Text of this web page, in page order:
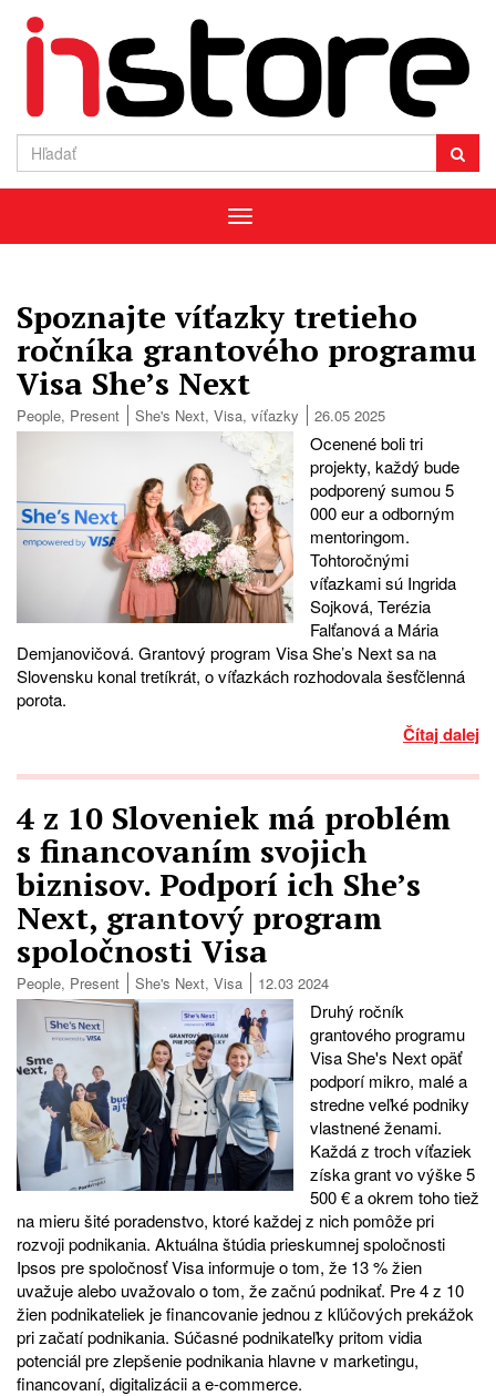
Menu
Spoznajte víťazky tretieho
ročníka grantového programu
Visa She’s Next
People, Present She's Next, Visa, víťazky 26.05 2025
Ocenené boli tri
projekty, každý bude
podporený sumou 5
000 eur a odborným
mentoringom.
Tohtoročnými
víťazkami sú Ingrida
Sojková, Terézia
Falťanová a Mária
Demjanovičová. Grantový program Visa She’s Next sa na
Slovensku konal tretíkrát, o víťazkách rozhodovala šesťčlenná
porota.
Čítaj dalej
4 z 10 Sloveniek má problém
s financovaním svojich
biznisov. Podporí ich She’s
Next, grantový program
spoločnosti Visa
People, Present She's Next, Visa 12.03 2024
Druhý ročník
grantového programu
Visa She's Next opäť
podporí mikro, malé a
stredne veľké podniky
vlastnené ženami.
Každá z troch víťaziek
získa grant vo výške 5
500 € a okrem toho tiež
na mieru šité poradenstvo, ktoré každej z nich pomôže pri
rozvoji podnikania. Aktuálna štúdia prieskumnej spoločnosti
Ipsos pre spoločnosť Visa informuje o tom, že 13 % žien
uvažuje alebo uvažovalo o tom, že začnú podnikať. Pre 4 z 10
žien podnikateliek je financovanie jednou z kľúčových prekážok
pri začatí podnikania. Súčasné podnikateľky pritom vidia
potenciál pre zlepšenie podnikania hlavne v marketingu,
financovaní, digitalizácii a e-commerce.